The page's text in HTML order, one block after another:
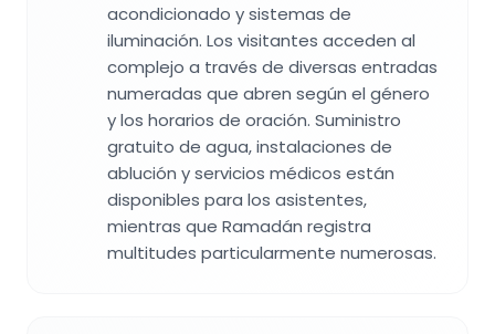
acondicionado y sistemas de
iluminación. Los visitantes acceden al
complejo a través de diversas entradas
numeradas que abren según el género
y los horarios de oración. Suministro
gratuito de agua, instalaciones de
ablución y servicios médicos están
disponibles para los asistentes,
mientras que Ramadán registra
multitudes particularmente numerosas.